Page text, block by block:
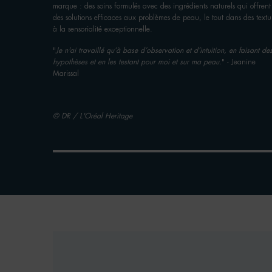
marque : des soins formulés avec des ingrédients naturels qui offrent
des solutions efficaces aux problèmes de peau, le tout dans des
à la sensorialité exceptionnelle.
" Je n'ai travaillé qu’à base d’observation et d’intuition, en faisant des
hypothèses et en les testant pour moi et sur ma peau." - Jeanine
Marissal
© DR / L'Oréal Heritage​